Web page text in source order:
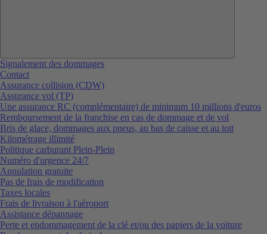
Signalement des dommages
Contact
Assurance collision (CDW)
Assurance vol (TP)
Une assurance RC (complémentaire) de minimum 10 millions d'euros
Remboursement de la franchise en cas de dommage et de vol
Bris de glace, dommages aux pneus, au bas de caisse et au toit
Kilométrage illimité
Politique carburant Plein-Plein
Numéro d'urgence 24/7
Annulation gratuite
Pas de frais de modification
Taxes locales
Frais de livraison à l'aéroport
Assistance dépannage
Perte et endommagement de la clé et/ou des papiers de la voiture